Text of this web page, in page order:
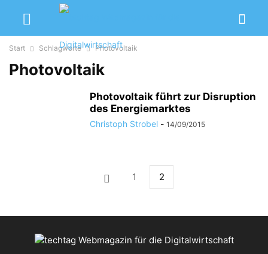
Start Schlagworte Photovoltaik
Photovoltaik
Photovoltaik führt zur Disruption
des Energiemarktes
Christoph Strobel - 14/09/2015
1 2